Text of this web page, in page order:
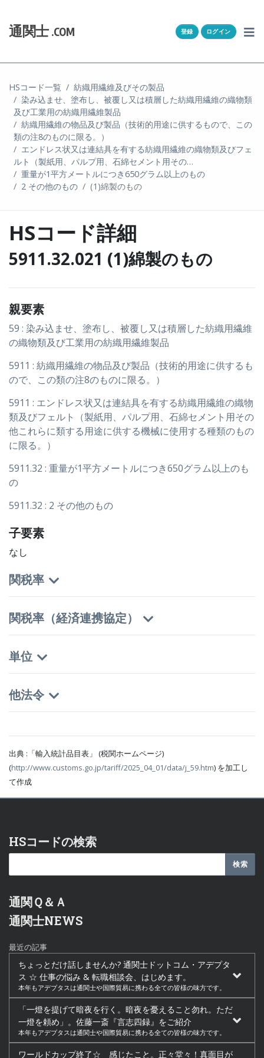
通関士 .COM 登録 ログイン
HSコード一覧
紡織用繊維及びその製品
染み込ませ、塗布し、被覆し又は積層した紡織用繊維の織物類
及び工業用の紡織用繊維製品
紡織用繊維の物品及び製品（技術的用途に供するもので、この
類の注8のものに限る。）
エンドレス状又は連結具を有する紡織用繊維の織物類及びフェ
ルト（製紙用、パルプ用、石綿セメント用その…
重量が1平方メートルにつき650グラム以上のもの
2 その他のもの
(1)綿製のもの
HSコード詳細
5911.32.021 (1)綿製のもの
親要素
59 : 染み込ませ、塗布し、被覆し又は積層した紡織用繊維
の織物類及び工業用の紡織用繊維製品
5911 : 紡織用繊維の物品及び製品（技術的用途に供するも
ので、この類の注8のものに限る。）
5911 : エンドレス状又は連結具を有する紡織用繊維の織物
類及びフェルト（製紙用、パルプ用、石綿セメント用その
他これらに類する用途に供する機械に使用する種類のもの
に限る。）
5911.32 : 重量が1平方メートルにつき650グラム以上のも
の
5911.32 : 2 その他のもの
子要素
なし
関税率
関税率（経済連携協定）
単位
他法令
出典 :「輸入統計品目表」 (税関ホームページ)
(http://www.customs.go.jp/tariff/2025_04_01/data/j_59.htm) を加工し
て作成
HSコードの検索
通関Ｑ＆Ａ
通関士NEWS
最近の記事
ちょっとだけ話しませんか? 通関士ドットコム・アデプタ
ス ☆ 仕事の悩み & 転職相談会、はじめます。
本年もアデプタスは通関士や国際貿易に携わる全ての皆様の味方です。
「一燈を提げて暗夜を行く。暗夜を憂えること勿れ。ただ
一燈を頼め」。佐藤一斎『言志四録』をご紹介
本年もアデプタスは通関士や国際貿易に携わる全ての皆様の味方です。
ワールドカップ終了☆ 感じたこと。正々堂々！真面目が
通関Ｑ＆Ａ
通関士NEWS
HSコード
ログイン